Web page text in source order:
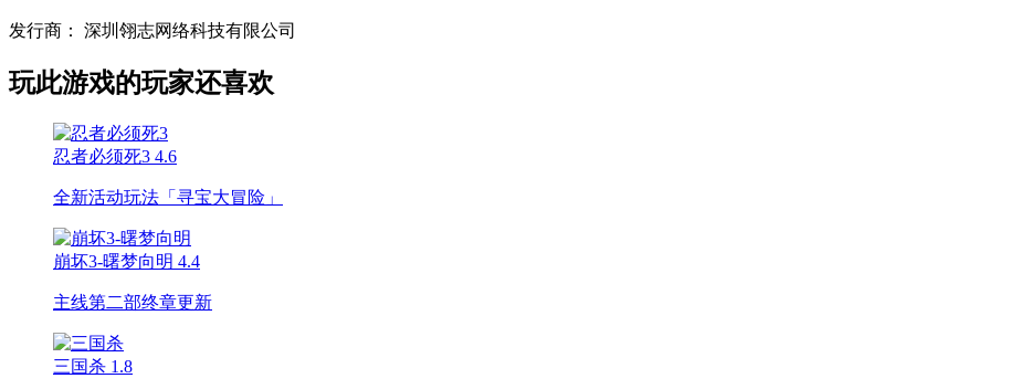
发行商： 深圳翎志网络科技有限公司
玩此游戏的玩家还喜欢
忍者必须死3 4.6
全新活动玩法「寻宝大冒险」
崩坏3-曙梦向明 4.4
主线第二部终章更新
三国杀 1.8